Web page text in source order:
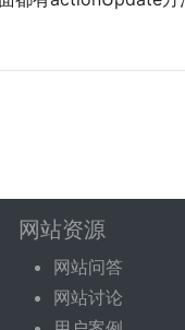
网站资源
网站问答
网站讨论